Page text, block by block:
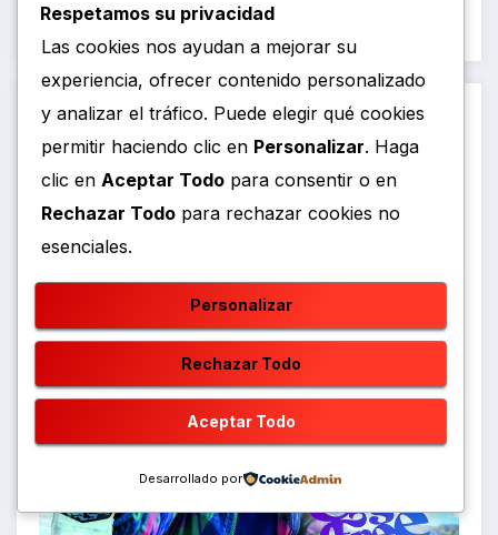
Tecnología
Respetamos su privacidad
Las cookies nos ayudan a mejorar su
experiencia, ofrecer contenido personalizado
y analizar el tráfico. Puede elegir qué cookies
permitir haciendo clic en Personalizar. Haga
clic en Aceptar Todo para consentir o en
Rechazar Todo para rechazar cookies no
esenciales.
Personalizar
Rechazar Todo
Aceptar Todo
Desarrollado por